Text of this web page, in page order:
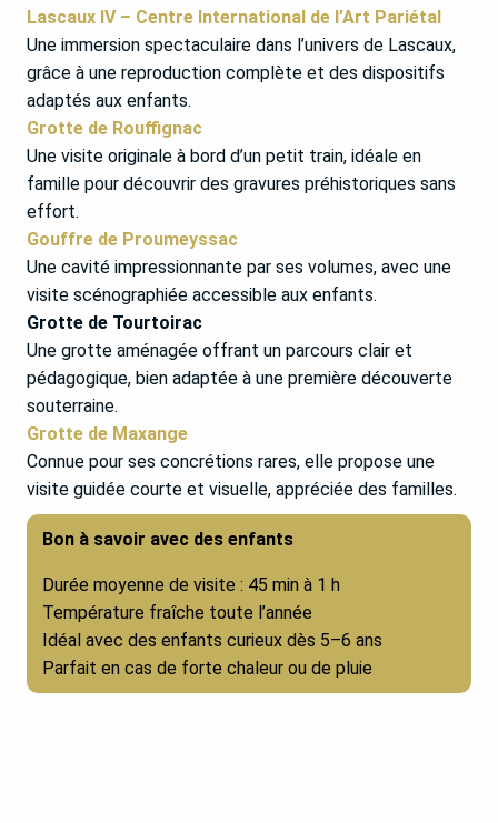
Lascaux IV – Centre International de l’Art Pariétal
Une immersion spectaculaire dans l’univers de Lascaux,
grâce à une reproduction complète et des dispositifs
adaptés aux enfants.
Grotte de Rouffignac
Une visite originale à bord d’un petit train, idéale en
famille pour découvrir des gravures préhistoriques sans
effort.
Gouffre de Proumeyssac
Une cavité impressionnante par ses volumes, avec une
visite scénographiée accessible aux enfants.
Grotte de Tourtoirac
Une grotte aménagée offrant un parcours clair et
pédagogique, bien adaptée à une première découverte
souterraine.
Grotte de Maxange
Connue pour ses concrétions rares, elle propose une
visite guidée courte et visuelle, appréciée des familles.
Bon à savoir avec des enfants
Durée moyenne de visite : 45 min à 1 h
Température fraîche toute l’année
Idéal avec des enfants curieux dès 5–6 ans
Parfait en cas de forte chaleur ou de pluie